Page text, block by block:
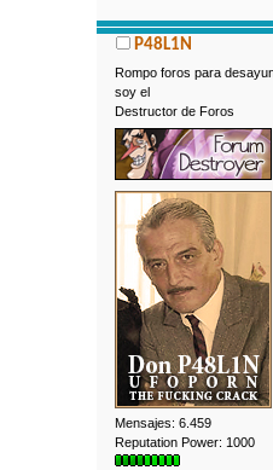
P48L1N
Rompo foros para
soy el
Destructor de Foros
Mensajes: 6.459
Reputation Power: 1000